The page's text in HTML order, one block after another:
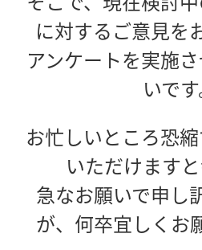
に対するご意見を
アンケートを実施
いです
お忙しいところ恐
いただけますと
急なお願いで申し
が、何卒宜しくお